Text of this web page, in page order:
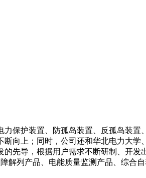
保护装置、防孤岛装置、反孤岛装置
向上；同时，公司还和华北电力大学
先导，根据用户需求不断研制、开发
解列产品、电能质量监测产品、综合